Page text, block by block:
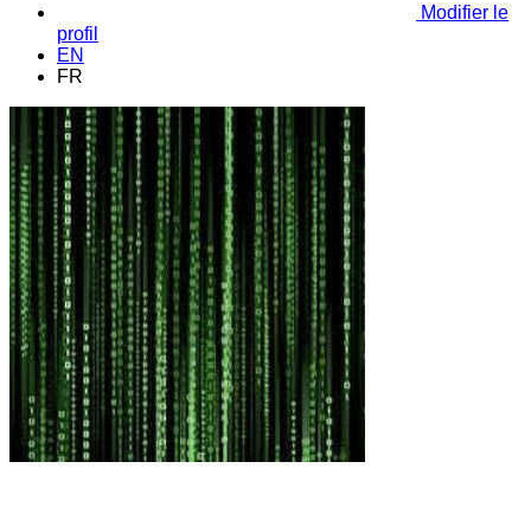
Modifier le
profil
EN
FR